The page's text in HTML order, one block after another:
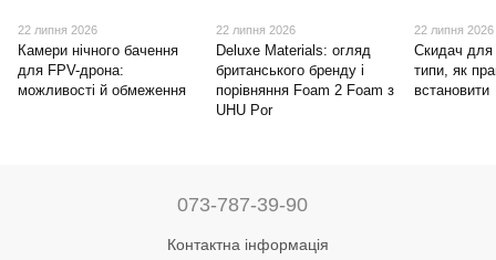
22 липня 2026
Камери нічного бачення
для FPV-дрона:
можливості й обмеження
22 липня 2026
Deluxe Materials: огляд
британського бренду і
порівняння Foam 2 Foam з
UHU Por
22 липня 2026
Скидач для
типи, як
встановити
073-787-39-90
Контактна інформація